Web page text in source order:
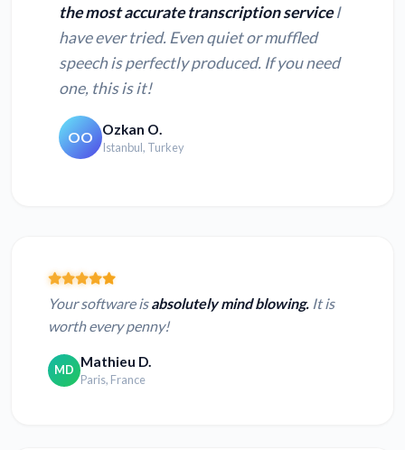
the most accurate transcription serviceI
have ever tried. Even quiet or muffled
speech is perfectly produced. If you need
one, this is it!
OO Ozkan O.
Istanbul, Turkey
Your software isabsolutely mind blowing. It is
worth every penny!
MD Mathieu D.
Paris, France